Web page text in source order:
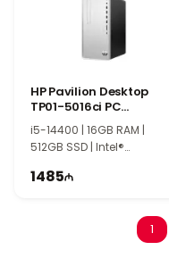
HP Pavilion Desktop
TP01-5016ci PC
B54KGEA
i5-14400 | 16GB RAM |
512GB SSD | Intel®
1485
1